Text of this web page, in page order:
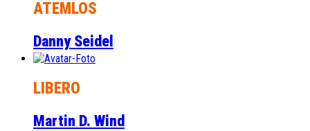
ATEMLOS
Danny Seidel
LIBERO
Martin D. Wind